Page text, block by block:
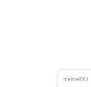
meimei881